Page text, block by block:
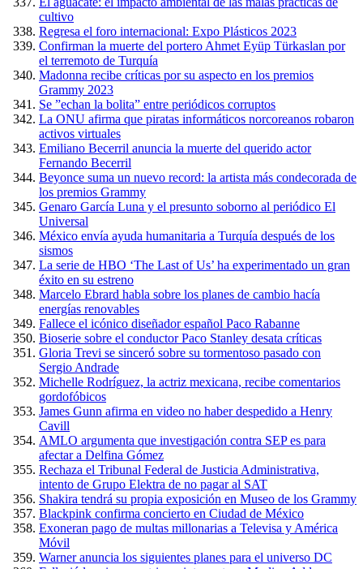
cultivo
Regresa el foro internacional: Expo Plásticos 2023
Confirman la muerte del portero Ahmet Eyüp Türkaslan por
el terremoto de Turquía
Madonna recibe críticas por su aspecto en los premios
Grammy 2023
Se ”echan la bolita” entre periódicos corruptos
La ONU afirma que piratas informáticos norcoreanos robaron
activos virtuales
Emiliano Becerril anuncia la muerte del querido actor
Fernando Becerril
Beyonce suma un nuevo record: la artista más condecorada de
los premios Grammy
Genaro García Luna y el presunto soborno al periódico El
Universal
México envía ayuda humanitaria a Turquía después de los
sismos
La serie de HBO ‘The Last of Us’ ha experimentado un gran
éxito en su estreno
Marcelo Ebrard habla sobre los planes de cambio hacía
energías renovables
Fallece el icónico diseñador español Paco Rabanne
Bioserie sobre el conductor Paco Stanley desata críticas
Gloria Trevi se sinceró sobre su tormentoso pasado con
Sergio Andrade
Michelle Rodríguez, la actriz mexicana, recibe comentarios
gordofóbicos
James Gunn afirma en video no haber despedido a Henry
Cavill
AMLO argumenta que investigación contra SEP es para
afectar a Delfina Gómez
Rechaza el Tribunal Federal de Justicia Administrativa,
intento de Grupo Elektra de no pagar al SAT
Shakira tendrá su propia exposición en Museo de los Grammy
Blackpink confirma concierto en Ciudad de México
Exoneran pago de multas millonarias a Televisa y América
Móvil
Warner anuncia los siguientes planes para el universo DC